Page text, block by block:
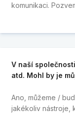
komunikaci.
V naší
atd. Mohl by je
Ano, můžeme /
jakékoliv nástroje,